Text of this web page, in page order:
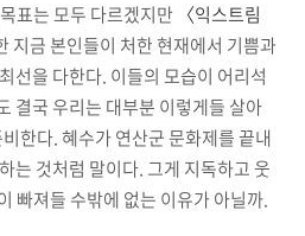
표는 모두 다르겠지만 〈익스트림
지금 본인들이 처한 현재에서 기쁨과
선을 다한다. 이들의 모습이 어리석
결국 우리는 대부분 이렇게들 살아
한다. 혜수가 연산군 문화제를 끝내
는 것처럼 말이다. 그게 지독하고 웃
빠져들 수밖에 없는 이유가 아닐까.